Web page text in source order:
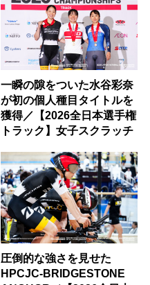
一瞬の隙をついた水谷彩奈
が初の個人種目タイトルを
獲得／【2026全日本選手権
トラック】女子スクラッチ
圧倒的な強さを見せた
HPCJC-BRIDGESTONE